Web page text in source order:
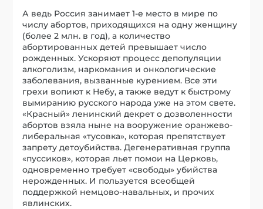
А ведь Россия занимает 1-е место в мире по
числу абортов, приходящихся на одну женщину
(более 2 млн. в год), а количество
абортированных детей превышает число
рожденных. Ускоряют процесс депопуляции
алкоголизм, наркомания и онкологические
заболевания, вызванные курением. Все эти
грехи вопиют к Небу, а также ведут к быстрому
вымиранию русского народа уже на этом свете.
«Красный» ленинский декрет о дозволенности
абортов взяла ныне на вооружение оранжево-
либеральная «тусовка», которая препятствует
запрету детоубийства. Дегенеративная группа
«пуссиков», которая льет помои на Церковь,
одновременно требует «свободы» убийства
нерожденных. И пользуется всеобщей
поддержкой немцово-навальных, и прочих
явлинских.